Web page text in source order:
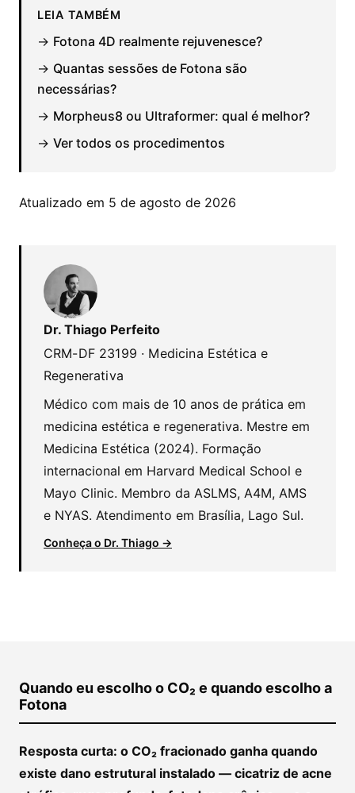
LEIA TAMBÉM
→ Fotona 4D realmente rejuvenesce?
→ Quantas sessões de Fotona são
necessárias?
→ Morpheus8 ou Ultraformer: qual é melhor?
→ Ver todos os procedimentos
Atualizado em 5 de agosto de 2026
Dr. Thiago Perfeito
CRM-DF 23199 · Medicina Estética e
Regenerativa
Médico com mais de 10 anos de prática em
medicina estética e regenerativa. Mestre em
Medicina Estética (2024). Formação
internacional em Harvard Medical School e
Mayo Clinic. Membro da ASLMS, A4M, AMS
e NYAS. Atendimento em Brasília, Lago Sul.
Conheça o Dr. Thiago →
Quando eu escolho o CO₂ e quando escolho a
Fotona
Resposta curta: o CO₂ fracionado ganha quando
existe dano estrutural instalado — cicatriz de acne